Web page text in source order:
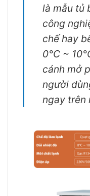
là mẫu tủ
công
chế hay
0°C ~
cánh mở
người
ngay trên